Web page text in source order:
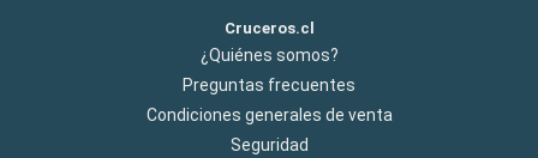
Cruceros.cl
¿Quiénes somos?
Preguntas frecuentes
Condiciones generales de venta
Seguridad